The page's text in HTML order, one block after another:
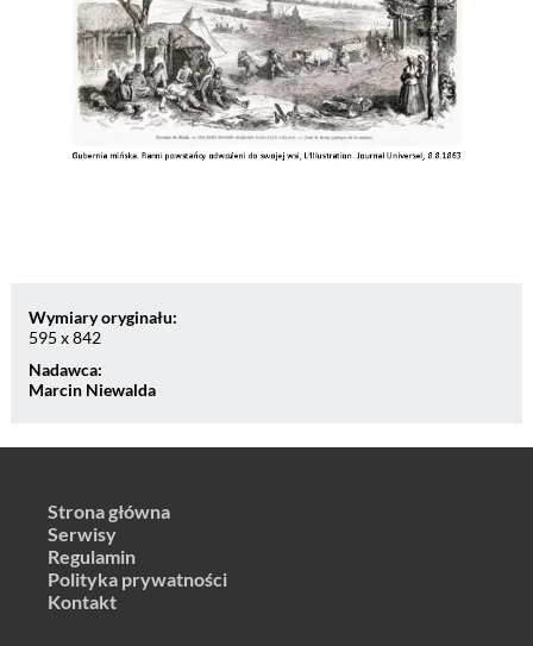
Wymiary oryginału:
595 x 842
Nadawca:
Marcin Niewalda
Strona główna
Serwisy
Regulamin
Polityka prywatności
Kontakt